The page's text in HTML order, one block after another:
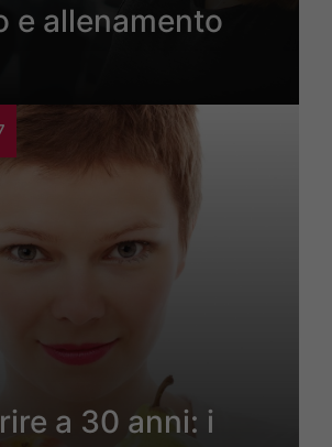
e allenamento
a 30 anni: i